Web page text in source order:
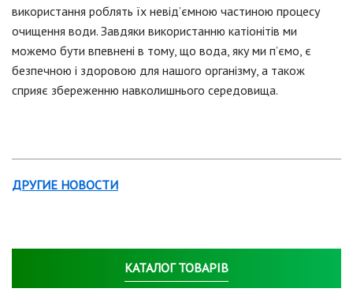
КАТАЛОГ ТОВАРІВ
використання роблять їх невід’ємною частиною процесу
очищення води. Завдяки використанню катіонітів ми
можемо бути впевнені в тому, що вода, яку ми п’ємо, є
безпечною і здоровою для нашого організму, а також
сприяє збереженню навколишнього середовища.
ДРУГИЕ НОВОСТИ